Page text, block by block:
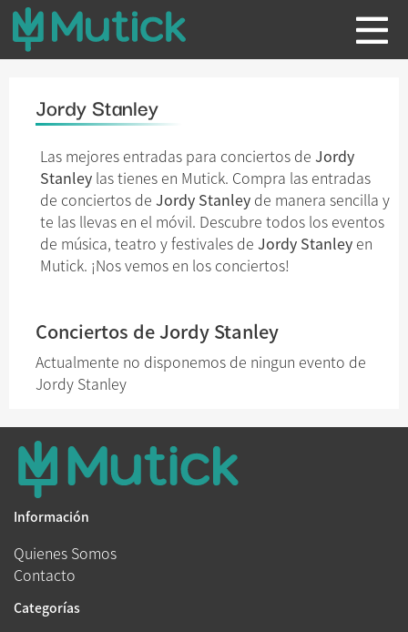
Jordy Stanley
Las mejores entradas para conciertos de Jordy
Stanley las tienes en Mutick. Compra las entradas
de conciertos de Jordy Stanley de manera sencilla y
te las llevas en el móvil. Descubre todos los eventos
de música, teatro y festivales de Jordy Stanley en
Mutick. ¡Nos vemos en los conciertos!
Conciertos de Jordy Stanley
Actualmente no disponemos de ningun evento de
Jordy Stanley
Información
Quienes Somos
Contacto
Categorías